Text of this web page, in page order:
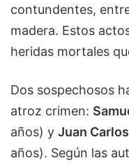
contundentes,
madera. Estos
heridas mortales
Dos sospechosos
atroz crimen:
años) y Juan
años). Según las